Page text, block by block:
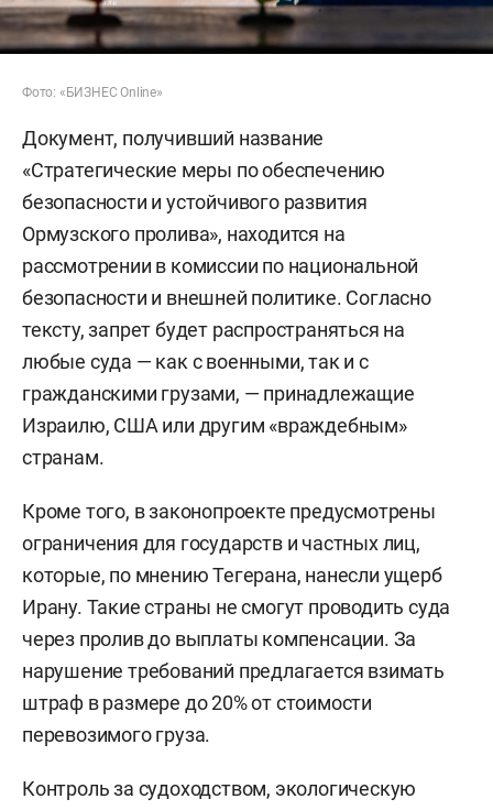
Фото: «БИЗНЕС Online»
Документ, получивший название
«Стратегические меры по обеспечению
безопасности и устойчивого развития
Ормузского пролива», находится на
рассмотрении в комиссии по национальной
безопасности и внешней политике. Согласно
тексту, запрет будет распространяться на
любые суда — как с военными, так и с
гражданскими грузами, — принадлежащие
Израилю, США или другим «враждебным»
странам.
Кроме того, в законопроекте предусмотрены
ограничения для государств и частных лиц,
которые, по мнению Тегерана, нанесли ущерб
Ирану. Такие страны не смогут проводить суда
через пролив до выплаты компенсации. За
нарушение требований предлагается взимать
штраф в размере до 20% от стоимости
перевозимого груза.
Контроль за судоходством, экологическую